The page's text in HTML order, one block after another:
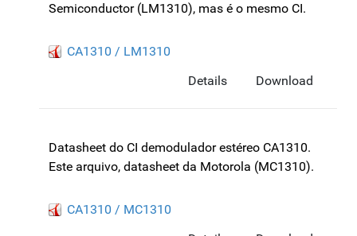
Semiconductor (LM1310), mas é o mesmo CI.
CA1310 / LM1310
Download
Details
Datasheet do CI demodulador estéreo CA1310.
Este arquivo, datasheet da Motorola (MC1310).
CA1310 / MC1310